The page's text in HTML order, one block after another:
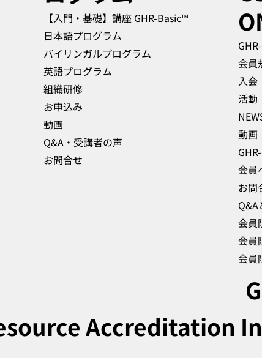
【入門・基礎】講座 GHR-Basic™
日本語プログラム
バイリンガルプログラム
英語プログラム
組織研修
お申込み
動画
Q&A・受講者の声
お問合せ
会員
入会
活動
動画
会員
お問
Q&A
会員
会員
Accreditation